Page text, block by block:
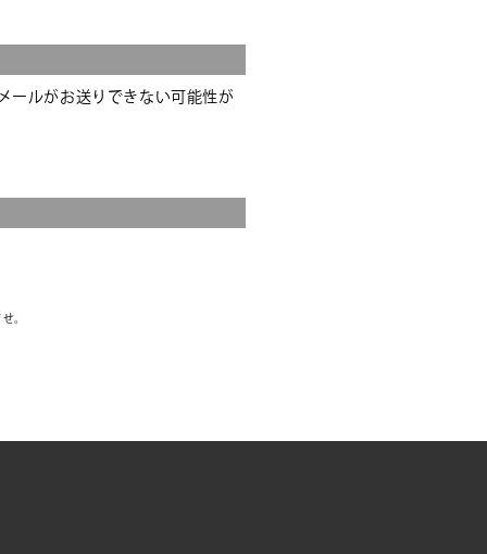
ールがお送りできない可能性が
。